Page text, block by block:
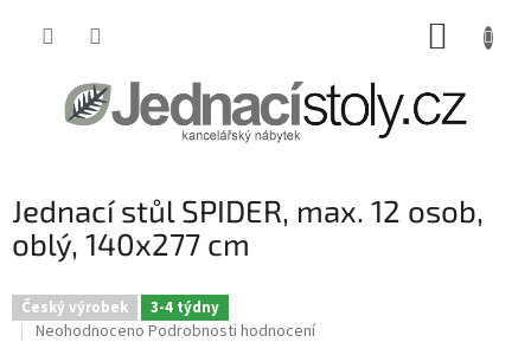
Jednací stůl SPIDER, max. 12 osob,
oblý, 140x277 cm
Český výrobek 3-4 týdny
Průměrné
Neohodnoceno Podrobnosti hodnocení